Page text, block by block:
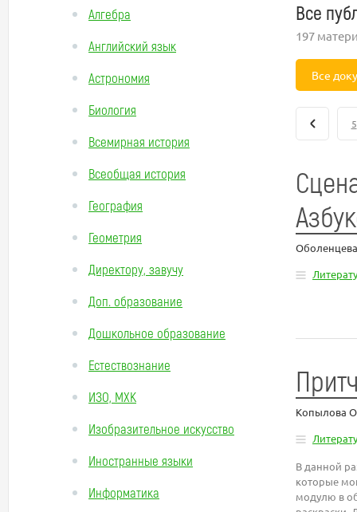
Алгебра
Английский язык
Астрономия
Биология
Всемирная история
Всеобщая история
География
Геометрия
Директору, завучу
Доп. образование
Дошкольное образование
Естествознание
ИЗО, МХК
Изобразительное искусство
Иностранные языки
Информатика
Все
197
Все
5
Копылова
В данной
которые
модулю в